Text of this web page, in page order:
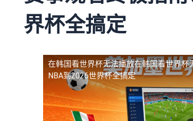
界杯全搞定
在韩国看世界杯无法播放在韩国看世界杯
NBA到2026世界杯全搞定